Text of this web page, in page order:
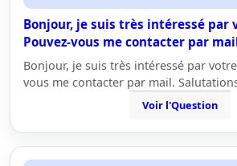
Bonjour, je suis très intéressé par
Pouvez-vous me contacter par
Bonjour, je suis très intéressé par
vous me contacter par mail.
Voir l'Question